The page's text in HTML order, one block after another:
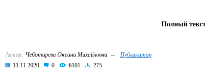
Полный
Автор: Чеботарева Оксана Михайловна →
Публикатор
11.11.2020
0 6101 275